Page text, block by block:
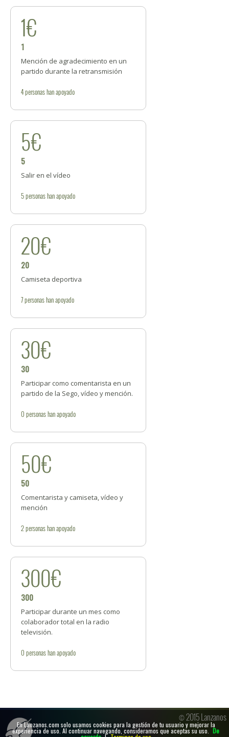
En Lanzanos.com solo usamos cookies para la gestión de tu usuario y mejorar la
experiencia de uso. Al continuar navegando, consideramos que aceptas su uso. De
1€
1
Mención de agradecimiento en un
partido durante la retransmisión
4personashan apoyado
5€
5
Salir en el vídeo
5personashan apoyado
20€
20
Camiseta deportiva
7personashan apoyado
30€
30
Participar como comentarista en un
partido de la Sego, vídeo y mención.
0 personashan apoyado
50€
50
Comentarista y camiseta, vídeo y
mención
2personashan apoyado
300€
300
Participar durante un mes como
colaborador total en la radio
televisión.
0 personashan apoyado
© 2015 Lanzanos